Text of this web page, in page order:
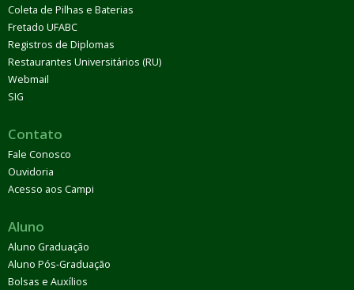
Coleta de Pilhas e Baterias
Fretado UFABC
Registros de Diplomas
Restaurantes Universitários (RU)
Webmail
SIG
Contato
Fale Conosco
Ouvidoria
Acesso aos Campi
Aluno
Aluno Graduação
Aluno Pós-Graduação
Bolsas e Auxílios